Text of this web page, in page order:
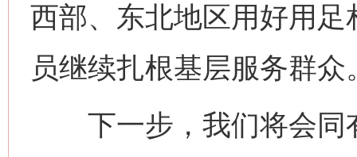
西部、东北地区用好用
员继续扎根基层服务群众
下一步，我们将会同
网上购药对药下症？